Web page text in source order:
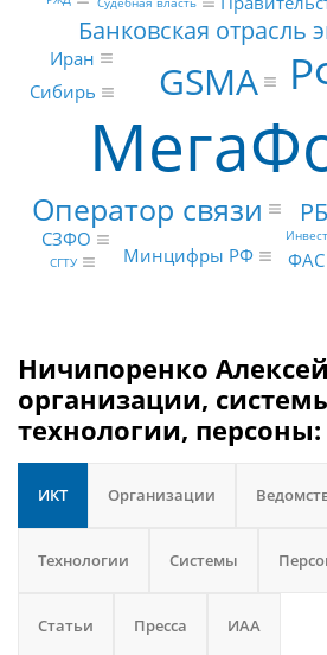
GSMA
Оператор связи
Банковская отрасль
Иран
СЗФО
Минцифры РФ
Сибирь
СГТУ
Ничипоренко
организации,
технологии, персоны:
ИКТ Организации
Технологии Системы
Статьи Пресса ИАА